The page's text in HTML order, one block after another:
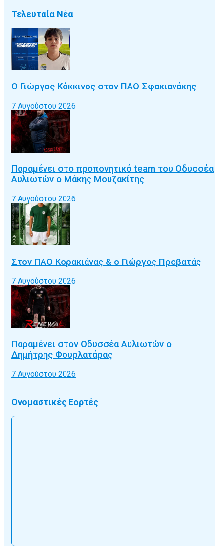
Τελευταία Νέα
Ο Γιώργος Κόκκινος στον ΠΑΟ Σφακιανάκης
7 Αυγούστου 2026
Παραμένει στο προπονητικό team του Οδυσσέα
Αυλιωτών ο Μάκης Μουζακίτης
7 Αυγούστου 2026
Στον ΠΑΟ Κορακιάνας & ο Γιώργος Προβατάς
7 Αυγούστου 2026
Παραμένει στον Οδυσσέα Αυλιωτών ο
Δημήτρης Φουρλατάρας
7 Αυγούστου 2026
Ονομαστικές Εορτές